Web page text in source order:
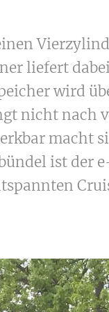
liefert
wird
nicht nach
macht
ist